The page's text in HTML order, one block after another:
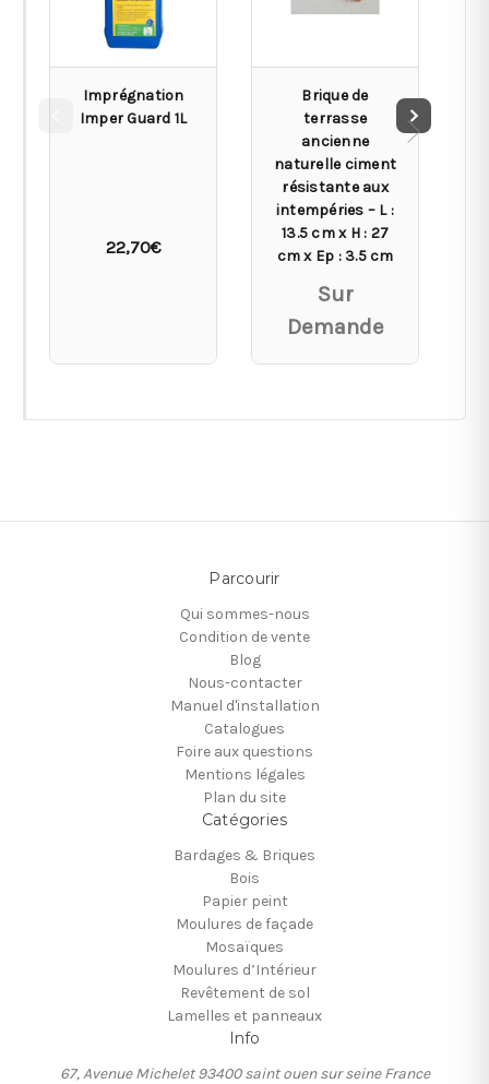
Imprégnation
Imper Guard 1L
22,70€
Brique de
terrasse
ancienne
naturelle ciment
résistante aux
intempéries – L :
13.5 cm x H : 27
cm x Ep : 3.5 cm
Sur
Demande
Parcourir
Qui sommes-nous
Condition de vente
Blog
Nous-contacter
Manuel d'installation
Catalogues
Foire aux questions
Mentions légales
Plan du site
Catégories
Bardages & Briques
Bois
Papier peint
Moulures de façade
Mosaïques
Moulures d’Intérieur
Revêtement de sol
Lamelles et panneaux
Info
67, Avenue Michelet 93400 saint ouen sur seine France